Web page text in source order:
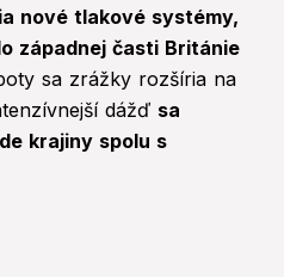
nové tlakové systémy,
západnej časti Británie
sa zrážky rozšíria na
dážď sa
krajiny spolu s